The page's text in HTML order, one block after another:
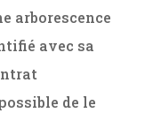
arborescence
avec sa
de le